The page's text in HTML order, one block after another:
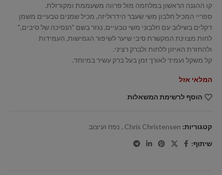
קו ההגנה הראשון במלחמה מול פרווה משעממת ומקורזלת.
ספריי המכיל חלבון משי שעבר הידרוליזה, מכיל שמנים טבעיים משמן
דקלים בשילוב עם חלבוני משי טבעיים. נגזר בשם "הנסיכה של סיבים,"
לחות מצוינת המקשרת סיבי שיער לשיפור הגמישות, העמידות
ולהחזרת האיזון ללחות ולברק רציני.
קל משקל ועמיד לאורך זמן בעל ברק עשיר במיוחד.
המלאי אזל
הוסף לרשימת המשאלות
קטגוריות: Chris Christensen
, נפח ועיצוב
שיתוף: